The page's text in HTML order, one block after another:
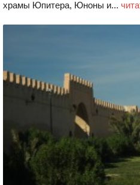
храмы Юпитера, Юноны и...